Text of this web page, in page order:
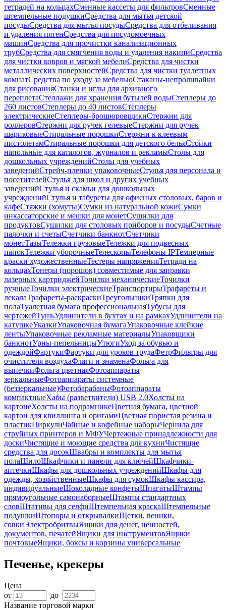
тетрадей на кольцахСменные кассеты для фильтровСменные
штемпельные подушкиСредства для мытья детской
посудыСредства для мытья посудыСредства для отбеливания
и удаления пятенСредства для посудомоечных
машинСредства для прочистки канализационных
трубСредства для смягчения воды и удаления накипиСредства
для чистки ковров и мягкой мебелиСредства для чистки
металлических поверхностейСредства для чистки туалетных
комнатСредства по уходу за мебельюСтаканы-непроливайки
для рисованияСтанки и иглы для архивного
переплетаСтеллажи для хранения бутылей водыСтеплеры до
260 листовСтеплеры до 40 листовСтеплеры
электрическиеСтеплеры-брошюровщикиСтержни для
роллеровСтержни для ручек гелевыеСтержни для ручек
шариковыеСтиральные порошкиСтержни к клеевым
пистолетамСтиральные порошки для детского бельяСтойки
напольные для каталогов, журналов и рекламыСтолы для
дошкольных учрежденийСтолы для учебных
заведенийСтрейч-пленки упаковочныеСтулья для персонала и
посетителейСтулья для школ и других учебных
заведенийСтулья и скамьи для дошкольных
учрежденийСтулья и табуреты для офисных столовых, баров и
кафеСтяжки (хомуты)Сумки из натуральной кожиСумки
инкассаторские и мешки для монетСушилки для
продуктовСушилки для столовых приборов и посудыСчетные
палочки и счетыСчетчики банкнотСчетчики
монетТазыТележки грузовыеТележки для подвесных
папокТележки уборочныеТелескопыТелефоны IPТемперные
краски художественныеТестеры напряженияТетради на
кольцахТонеры (порошок) совместимые для заправки
лазерных картриджейТочилки механическиеТочилки
ручныеТочилки электрическиеТранспортирыТрафареты и
лекалаТрафареты-раскраскиТреугольникиТряпки для
полаТуалетная бумага профессиональнаяТубусы для
чертежейТушьУдлинители в бухтах и на рамкахУдлинители на
катушкеУказкиУпаковочная бумагаУпаковочные клейкие
лентыУпаковочные рекламные материалыУпаковщики
банкнотУрны-пепельницыУтюгиУход за обувью и
одеждойФартукиФартуки для уроков трудаФетрФильтры для
очистителя воздухаФлаги и знаменаФольга для
выпечкиФольга цветнаяФотоаппараты
зеркальныеФотоаппараты системные
(беззеркальные)ФотобарабаныФотоаппараты
компактныеХабы (разветвители) USB 2.0Холсты на
картонеХолсты на подрамникеЦветная бумага, цветной
картон для квиллинга и оригамиЦветная пористая резина и
пластикЦиркулиЧайные и кофейные наборыЧернила для
струйных принтеров и МФУЧертежные принадлежности для
доскиЧистящие и моющие средства для кухниЧистящие
средства для досокШвабры и комплекты для мытья
полаШилоШкафчики и панели для ключейШкафчики-
аптечкиШкафы для дошкольных учрежденийШкафы для
одежды, хозяйственныеШкафы для сумокШкафы кассира,
индивидуальныеШоколадные конфетыШпагатыШтампы
прямоугольные самонаборныеШтампы стандартных
словШтативы для селфиШтемпельная краскаШтемпельные
подушкиШтопоры и открывалкиЩетки, веники,
совкиЭлектробритвыЯщики для денег, ценностей,
документов, печатейЯщики для инструментовЯщики
почтовыеЯщики, боксы и корзины универсальные
Печенье, крекеры
Цена
от
до
Название торговой марки